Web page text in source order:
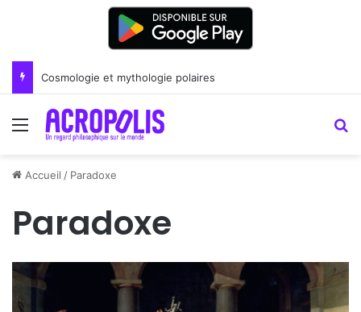
Cosmologie et mythologie polaires
Menu
Accueil / Paradoxe
Paradoxe